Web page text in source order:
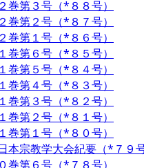
巻第３号（*８８号）
巻第２号（*８７号）
巻第１号（*８６号）
巻第６号（*８５号）
巻第５号（*８４号）
巻第４号（*８３号）
巻第３号（*８２号）
巻第２号（*８１号）
巻第１号（*８０号）
本宗教学大会紀要（*７９号
巻第６号（*７８号）